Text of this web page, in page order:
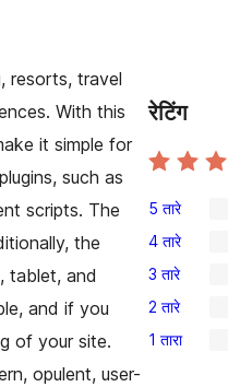
resorts, travel
With this
it simple for
such as
scripts. The
the
tablet, and
and if you
of your site.
opulent, user-
रेटिंग
1
5-
तारांकित
पुनरावलोकन
5 तारे
0
4-
तारांकित
परीक्षणे
4 तारे
0
3-
तारांकित
3 तारे
0
2-
2 तारे
0
1 तारा